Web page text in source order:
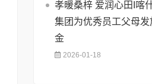
孝暖桑梓 爱润心田I喀
集团为优秀员工父母
金
2026-01-18